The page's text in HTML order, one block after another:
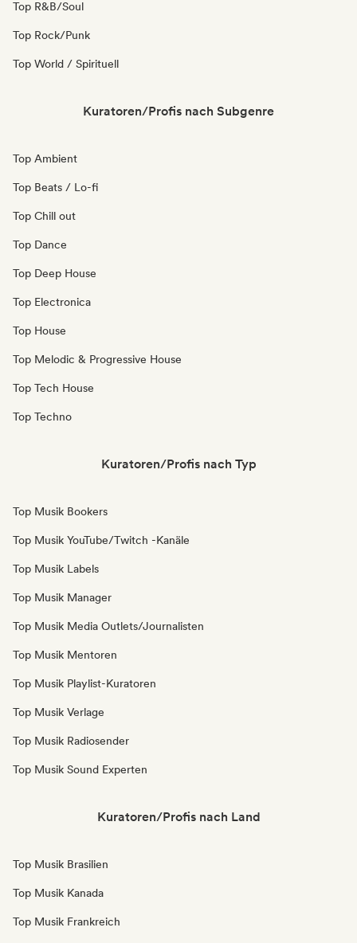
Top R&B/Soul
Top Rock/Punk
Top World / Spirituell
Kuratoren/Profis nach Subgenre
Top Ambient
Top Beats / Lo-fi
Top Chill out
Top Dance
Top Deep House
Top Electronica
Top House
Top Melodic & Progressive House
Top Tech House
Top Techno
Kuratoren/Profis nach Typ
Top Musik Bookers
Top Musik YouTube/Twitch -Kanäle
Top Musik Labels
Top Musik Manager
Top Musik Media Outlets/Journalisten
Top Musik Mentoren
Top Musik Playlist-Kuratoren
Top Musik Verlage
Top Musik Radiosender
Top Musik Sound Experten
Kuratoren/Profis nach Land
Top Musik Brasilien
Top Musik Kanada
Top Musik Frankreich